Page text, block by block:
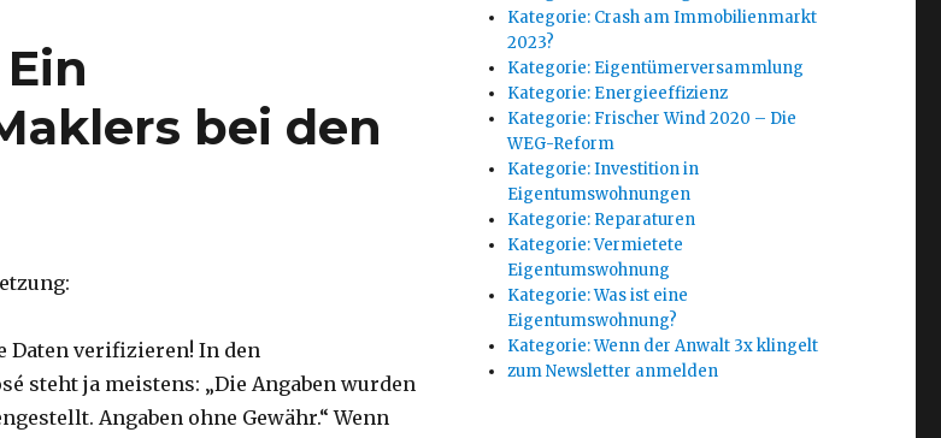
bei den
Daten verifizieren! In den
steht ja meistens: „Die Angaben wurden
Angaben ohne Gewähr.“ Wenn
Kategorie: Crash am Immobilienmarkt
2023?
Kategorie: Eigentümerversammlung
Kategorie: Energieeffizienz
Kategorie: Frischer Wind 2020 – Die
WEG-Reform
Kategorie: Investition in
Eigentumswohnungen
Kategorie: Reparaturen
Kategorie: Vermietete
Eigentumswohnung
Kategorie: Was ist eine
Eigentumswohnung?
Kategorie: Wenn der Anwalt 3x klingelt
zum Newsletter anmelden